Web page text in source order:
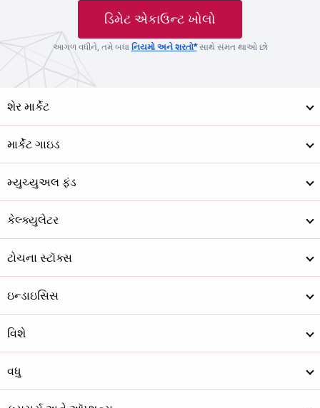
ડિમેટ એકાઉન્ટ ખોલો
આગળ વધીને, તમે બધા નિયમો અને શરતો*સાથે સંમત થાઓ છો
શેર માર્કેટ
માર્કેટ ગાઇડ
મ્યુચ્યુઅલ ફંડ
કેલ્ક્યુલેટર
ટોચના સ્ટૉક્સ
ઇન્ડાઇસિસ
વિશે
વધુ